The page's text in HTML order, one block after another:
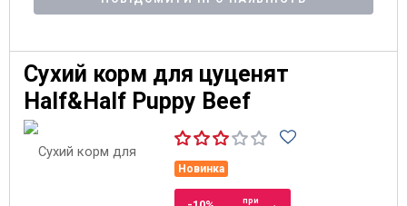
Сухий корм для цуценят
Half&Half Puppy Beef
Новинка
при